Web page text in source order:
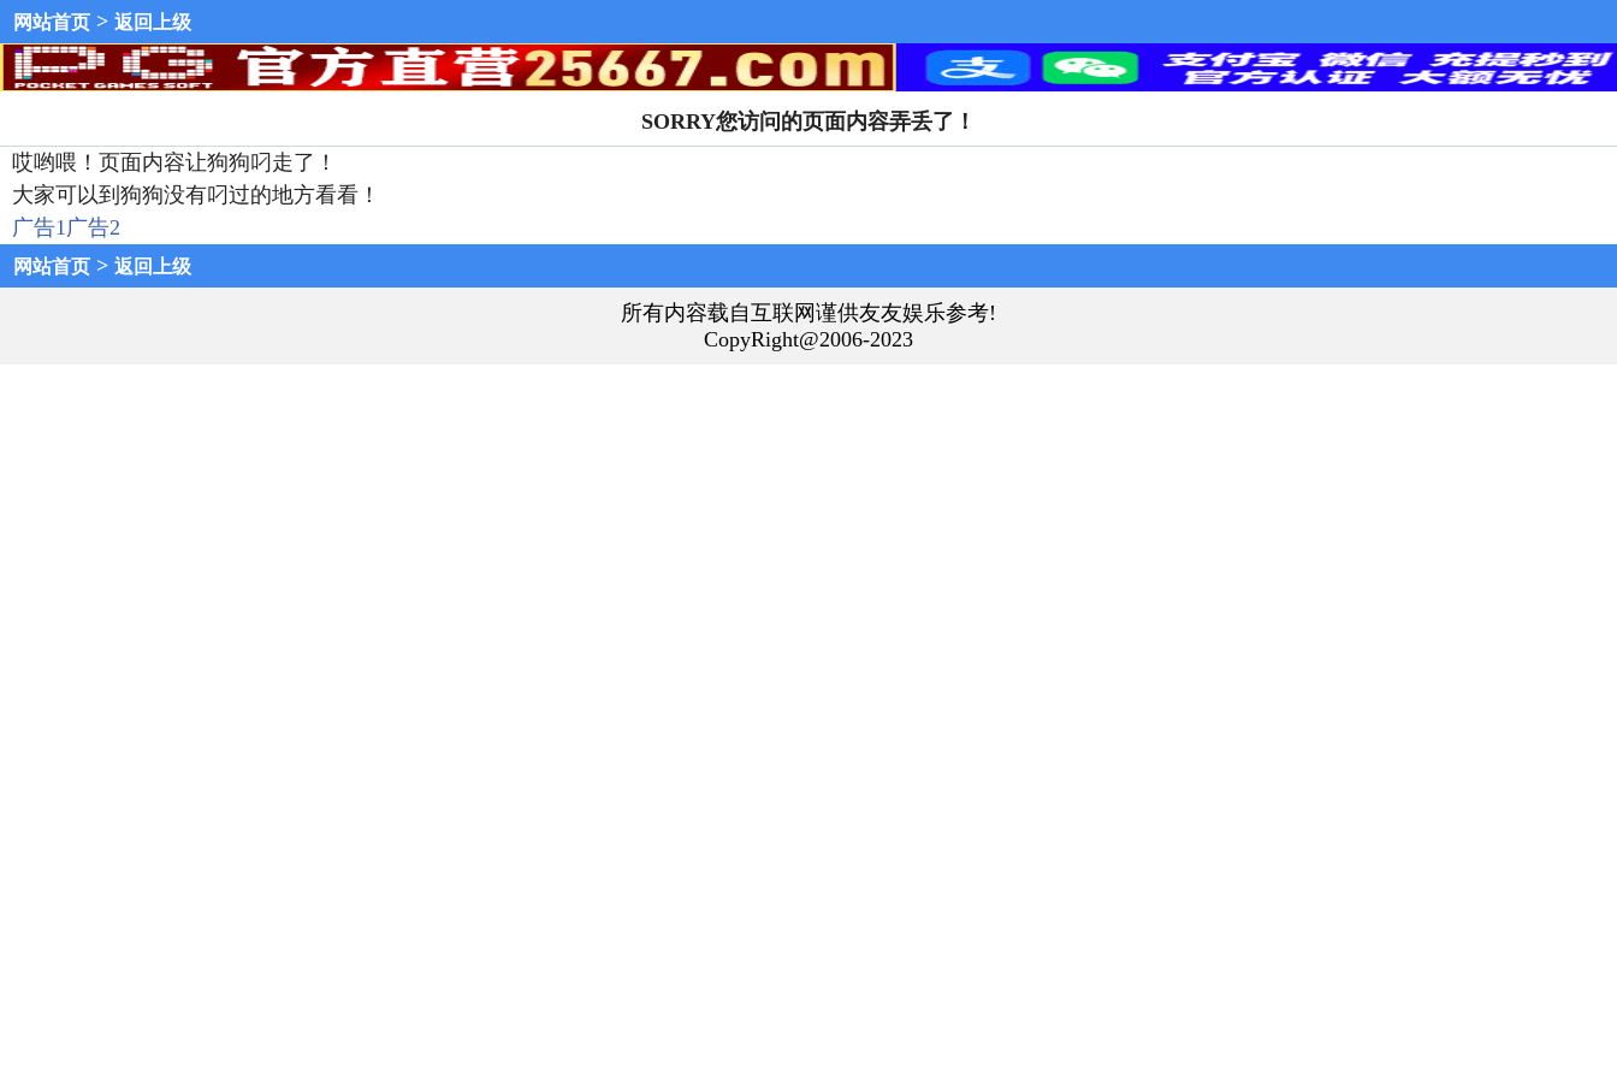
网站首页 > 返回上级
SORRY您访问的页面内容弄丢了！
哎哟喂！页面内容让狗狗叼走了！
大家可以到狗狗没有叼过的地方看看！
广告1广告2
网站首页 > 返回上级
所有内容载自互联网谨供友友娱乐参考!
CopyRight@2006-2023